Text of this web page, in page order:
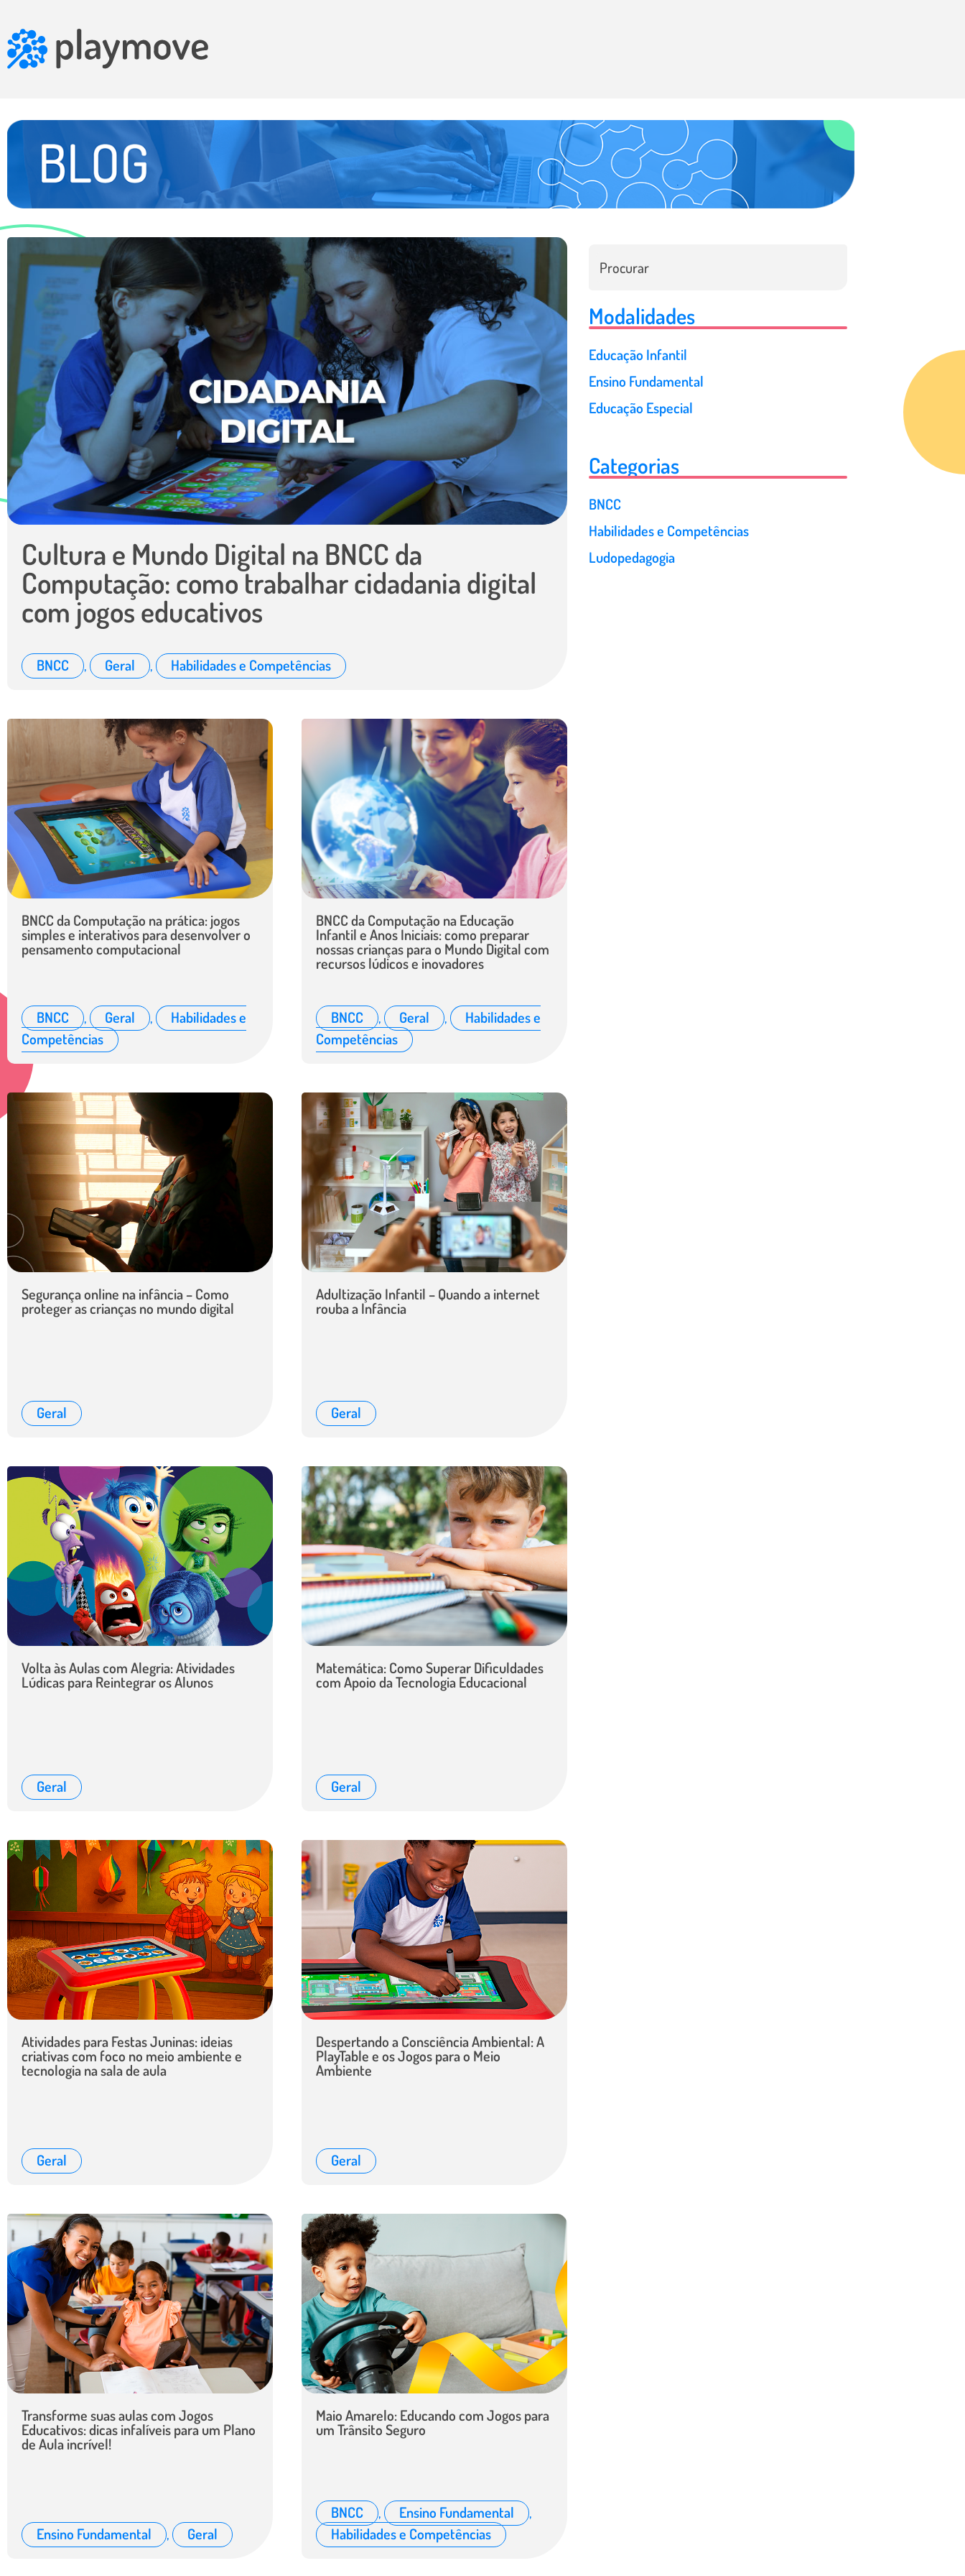
Cultura e Mundo Digital na BNCC da
Computação: como trabalhar cidadania digital
com jogos educativos
BNCC , Geral , Habilidades e Competências
BNCC da Computação na prática: jogos
simples e interativos para desenvolver o
pensamento computacional
BNCC , Geral ,
Habilidades e
Competências
BNCC da Computação na Educação
Infantil e Anos Iniciais: como preparar
nossas crianças para o Mundo Digital com
recursos lúdicos e inovadores
BNCC , Geral ,
Habilidades e
Competências
Segurança online na infância – Como
proteger as crianças no mundo digital
Geral
Adultização Infantil – Quando a internet
rouba a Infância
Geral
Volta às Aulas com Alegria: Atividades
Lúdicas para Reintegrar os Alunos
Geral
Matemática: Como Superar Dificuldades
com Apoio da Tecnologia Educacional
Geral
Atividades para Festas Juninas: ideias
criativas com foco no meio ambiente e
tecnologia na sala de aula
Geral
Despertando a Consciência Ambiental: A
PlayTable e os Jogos para o Meio
Ambiente
Geral
Transforme suas aulas com Jogos
Educativos: dicas infalíveis para um Plano
de Aula incrível!
Ensino Fundamental , Geral
Maio Amarelo: Educando com Jogos para
um Trânsito Seguro
BNCC , Ensino Fundamental
,
Habilidades e Competências
Modalidades
Educação Infantil
Ensino Fundamental
Educação Especial
Categorias
BNCC
Habilidades e Competências
Ludopedagogia